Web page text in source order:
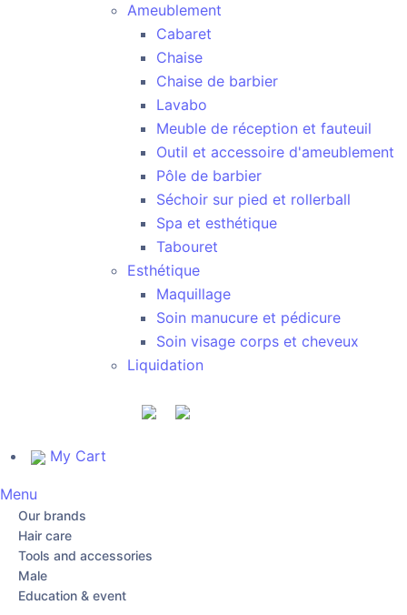
My Cart
Ameublement
Cabaret
Chaise
Chaise de barbier
Lavabo
Meuble de réception et fauteuil
Outil et accessoire d'ameublement
Pôle de barbier
Séchoir sur pied et rollerball
Spa et esthétique
Tabouret
Esthétique
Maquillage
Soin manucure et pédicure
Soin visage corps et cheveux
Liquidation
Menu
Our brands
Hair care
Tools and accessories
Male
Education & event